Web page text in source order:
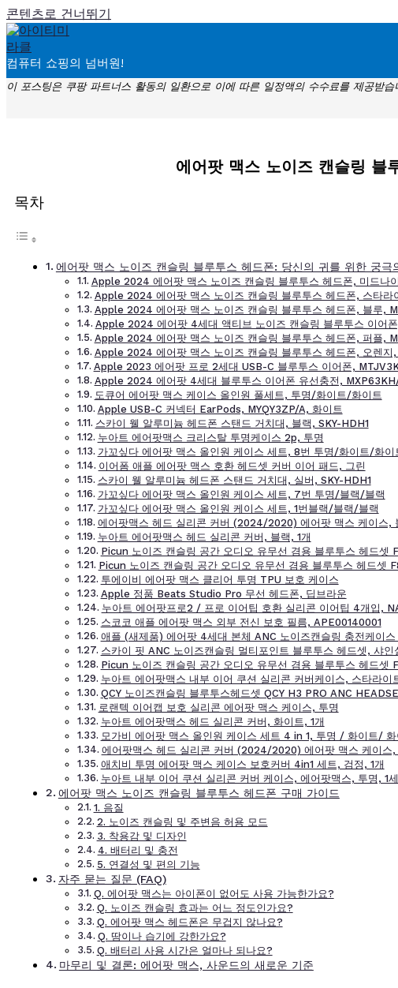
콘텐츠로 건너뛰기
컴퓨터 쇼핑의 넘버원!
이 포스팅은 쿠팡 파트너스 활동의 일환으로 이에 따른 일정액의 수수료를 제공받습
에어팟 맥스 노이즈 캔슬링 블
목차
에어팟 맥스 노이즈 캔슬링 블루투스 헤드폰: 당신의 귀를 위한 궁극
Apple 2024 에어팟 맥스 노이즈 캔슬링 블루투스 헤드폰, 미드나
Apple 2024 에어팟 맥스 노이즈 캔슬링 블루투스 헤드폰, 스타
Apple 2024 에어팟 맥스 노이즈 캔슬링 블루투스 헤드폰, 블루,
Apple 2024 에어팟 4세대 액티브 노이즈 캔슬링 블루투스 이어
Apple 2024 에어팟 맥스 노이즈 캔슬링 블루투스 헤드폰, 퍼플,
Apple 2024 에어팟 맥스 노이즈 캔슬링 블루투스 헤드폰, 오렌
Apple 2023 에어팟 프로 2세대 USB-C 블루투스 이어폰,
Apple 2024 에어팟 4세대 블루투스 이어폰 유선충전,
도큐어 에어팟 맥스 케이스 올인원 풀세트, 투명/화이트/화이트
Apple USB-C 커넥터 EarPods, MYQY3ZP/A, 화이트
스카이 웰 알루미늄 헤드폰 스탠드 거치대, 블랙, SKY-HDH1
누아트 에어팟맥스 크리스탈 투명케이스 2p, 투명
가꼬싶다 에어팟 맥스 올인원 케이스 세트, 8번 투명/화이트/화이
이어폼 애플 에어팟 맥스 호환 헤드셋 커버 이어 패드, 그린
스카이 웰 알루미늄 헤드폰 스탠드 거치대, 실버, SKY-HDH1
가꼬싶다 에어팟 맥스 올인원 케이스 세트, 7번 투명/블랙/블랙
가꼬싶다 에어팟 맥스 올인원 케이스 세트, 1번블랙/블랙/블랙
에어팟맥스 헤드 실리콘 커버 (2024/2020) 에어팟 맥스 케이스,
누아트 에어팟맥스 헤드 실리콘 커버, 블랙, 1개
Picun 노이즈 캔슬링 공간 오디오 유무선 겸용 블루투스 헤드셋
Picun 노이즈 캔슬링 공간 오디오 유무선 겸용 블루투스 헤드셋
투에이비 에어팟 맥스 클리어 투명 TPU 보호 케이스
Apple 정품 Beats Studio Pro 무선 헤드폰, 딥브라운
누아트 에어팟프로2 / 프로 이어팁 호환 실리콘 이어팁 4개입,
스코코 애플 에어팟 맥스 외부 전신 보호 필름, APE00140001
애플 (새제품) 에어팟 4세대 본체 ANC 노이즈캔슬링 충전케이
스카이 핏 ANC 노이즈캔슬링 멀티포인트 블루투스 헤드셋, 샤인
Picun 노이즈 캔슬링 공간 오디오 유무선 겸용 블루투스 헤드셋
누아트 에어팟맥스 내부 이어 쿠션 실리콘 커버케이스, 스타라이
QCY 노이즈캔슬링 블루투스헤드셋 QCY H3 PRO ANC
로랜텍 이어캡 보호 실리콘 에어팟 맥스 케이스, 투명
누아트 에어팟맥스 헤드 실리콘 커버, 화이트, 1개
모가비 에어팟 맥스 올인원 케이스 세트 4 in 1, 투명 / 화이트/ 화
에어팟맥스 헤드 실리콘 커버 (2024/2020) 에어팟 맥스 케이스,
애치비 투명 에어팟 맥스 케이스 보호커버 4in1 세트, 검정, 1개
누아트 내부 이어 쿠션 실리콘 커버 케이스, 에어팟맥스, 투명, 1
에어팟 맥스 노이즈 캔슬링 블루투스 헤드폰 구매 가이드
1. 음질
2. 노이즈 캔슬링 및 주변음 허용 모드
3. 착용감 및 디자인
4. 배터리 및 충전
5. 연결성 및 편의 기능
자주 묻는 질문 (FAQ)
Q. 에어팟 맥스는 아이폰이 없어도 사용 가능한가요?
Q. 노이즈 캔슬링 효과는 어느 정도인가요?
Q. 에어팟 맥스 헤드폰은 무겁지 않나요?
Q. 땀이나 습기에 강한가요?
Q. 배터리 사용 시간은 얼마나 되나요?
마무리 및 결론: 에어팟 맥스, 사운드의 새로운 기준